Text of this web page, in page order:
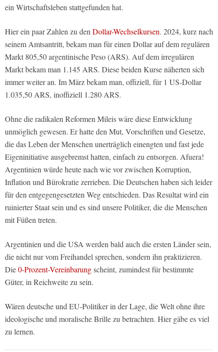
ein Wirtschaftsleben stattgefunden hat.
Hier ein paar Zahlen zu den Dollar-Wechselkursen. 2024, kurz nach
seinem Amtsantritt, bekam man für einen Dollar auf dem regulären
Markt 805,50 argentinische Peso (ARS). Auf dem irregulären
Markt bekam man 1.145 ARS. Diese beiden Kurse näherten sich
immer weiter an. Im März bekam man, offiziell, für 1 US-Dollar
1.035,50 ARS, inoffiziell 1.280 ARS.
Ohne die radikalen Reformen Mileis wäre diese Entwicklung
unmöglich gewesen. Er hatte den Mut, Vorschriften und Gesetze,
die das Leben der Menschen unerträglich einengten und fast jede
Eigeninitiative ausgebremst hatten, einfach zu entsorgen. Afuera!
Argentinien würde heute nach wie vor zwischen Korruption,
Inflation und Bürokratie zerrieben. Die Deutschen haben sich leider
für den entgegengesetzten Weg entschieden. Das Resultat wird ein
ruinierter Staat sein und es sind unsere Politiker, die die Menschen
mit Füßen treten.
Argentinien und die USA werden bald auch die ersten Länder sein,
die nicht nur vom Freihandel sprechen, sondern ihn praktizieren.
Die0-Prozent-Vereinbarungscheint, zumindest für bestimmte
Güter, in Reichweite zu sein.
Wären deutsche und EU-Politiker in der Lage, die Welt ohne ihre
ideologische und moralische Brille zu betrachten. Hier gäbe es viel
zu lernen.